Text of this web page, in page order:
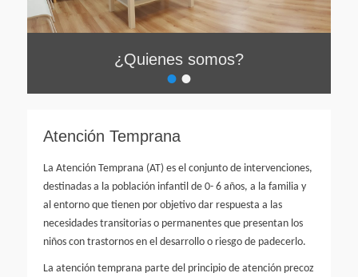
••
¿Quienes somos?
el
avanza-
psicologia
Atención Temprana
La Atención Temprana (AT) es el conjunto de intervenciones,
destinadas a la población infantil de 0- 6 años, a la familia y
al entorno que tienen por objetivo dar respuesta a las
necesidades transitorias o permanentes que presentan los
niños con trastornos en el desarrollo o riesgo de padecerlo.
La atención temprana parte del principio de atención precoz